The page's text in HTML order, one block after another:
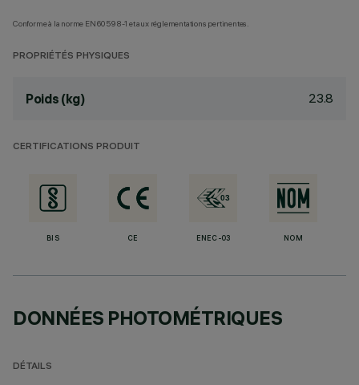
Conforme à la norme EN60598-1 et aux réglementations pertinentes.
PROPRIÉTÉS PHYSIQUES
Poids (kg) 23.8
CERTIFICATIONS PRODUIT
BIS CE ENEC-03 NOM
DONNÉES PHOTOMÉTRIQUES
DÉTAILS